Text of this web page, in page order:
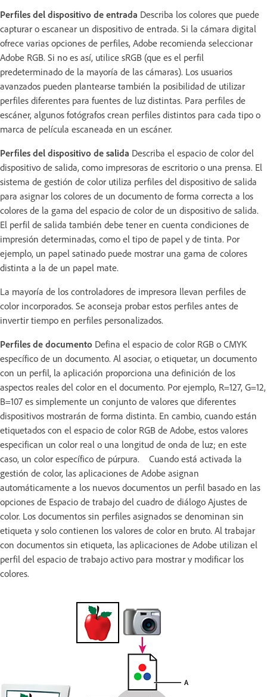
Perfiles del dispositivo de entrada Describa los colores que puede
capturar o escanear un dispositivo de entrada. Si la cámara digital
ofrece varias opciones de perfiles, Adobe recomienda seleccionar
Adobe RGB. Si no es así, utilice sRGB (que es el perfil
predeterminado de la mayoría de las cámaras). Los usuarios
avanzados pueden plantearse también la posibilidad de utilizar
perfiles diferentes para fuentes de luz distintas. Para perfiles de
escáner, algunos fotógrafos crean perfiles distintos para cada tipo o
marca de película escaneada en un escáner.
Perfiles del dispositivo de salida Describa el espacio de color del
dispositivo de salida, como impresoras de escritorio o una prensa. El
sistema de gestión de color utiliza perfiles del dispositivo de salida
para asignar los colores de un documento de forma correcta a los
colores de la gama del espacio de color de un dispositivo de salida.
El perfil de salida también debe tener en cuenta condiciones de
impresión determinadas, como el tipo de papel y de tinta. Por
ejemplo, un papel satinado puede mostrar una gama de colores
distinta a la de un papel mate.
La mayoría de los controladores de impresora llevan perfiles de
color incorporados. Se aconseja probar estos perfiles antes de
invertir tiempo en perfiles personalizados.
Perfiles de documento Defina el espacio de color RGB o CMYK
específico de un documento. Al asociar, o etiquetar, un documento
con un perfil, la aplicación proporciona una definición de los
aspectos reales del color en el documento. Por ejemplo, R=127, G=12,
B=107 es simplemente un conjunto de valores que diferentes
dispositivos mostrarán de forma distinta. En cambio, cuando están
etiquetados con el espacio de color RGB de Adobe, estos valores
especifican un color real o una longitud de onda de luz; en este
caso, un color específico de púrpura. Cuando está activada la
gestión de color, las aplicaciones de Adobe asignan
automáticamente a los nuevos documentos un perfil basado en las
opciones de Espacio de trabajo del cuadro de diálogo Ajustes de
color. Los documentos sin perfiles asignados se denominan sin
etiqueta y solo contienen los valores de color en bruto. Al trabajar
con documentos sin etiqueta, las aplicaciones de Adobe utilizan el
perfil del espacio de trabajo activo para mostrar y modificar los
colores.